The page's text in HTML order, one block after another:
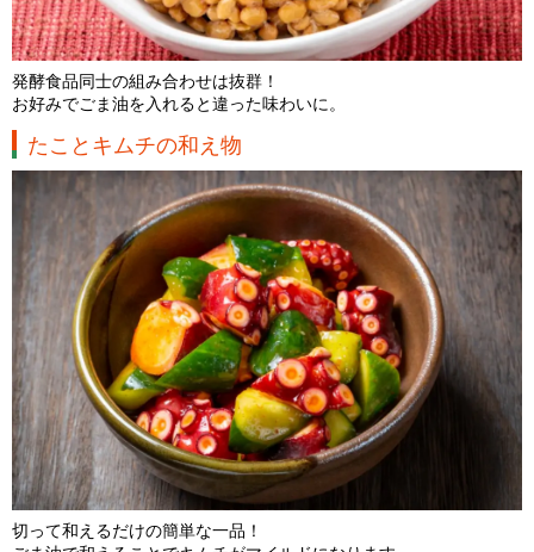
発酵食品同士の組み合わせは抜群！
お好みでごま油を入れると違った味わいに。
たことキムチの和え物
切って和えるだけの簡単な一品！